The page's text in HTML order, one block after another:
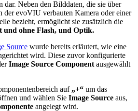
dar. Neben den Bilddaten, die sie über
evoVIU verbauten Kamera oder einer
bezieht, ermöglicht sie zusätzlich die
und ohne Flash, und Optik.
Source wurde bereits erläutert, wie eine
wird. Diese zuvor konfigurierte
Image Source Component ausgewählt
auf „+“ um das
und wählen Sie Image Source aus,
angelegt wird.